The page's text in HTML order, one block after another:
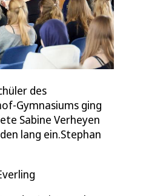
des
Gymnasiums ging
Sabine Verheyen
lang ein.Stephan